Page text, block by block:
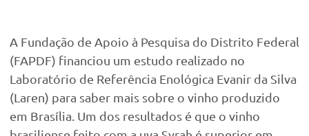
A Fundação de Apoio à Pesquisa do Distrito Federal
(FAPDF) financiou um estudo realizado no
Laboratório de Referência Enológica Evanir da Silva
(Laren) para saber mais sobre o vinho produzido
em Brasília. Um dos resultados é que o vinho